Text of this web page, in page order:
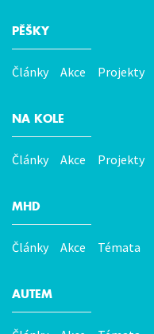
Hlavní
menu
PĚŠKY
Články Akce Projekty
NA KOLE
Články Akce Projekty
MHD
Články Akce Témata
AUTEM